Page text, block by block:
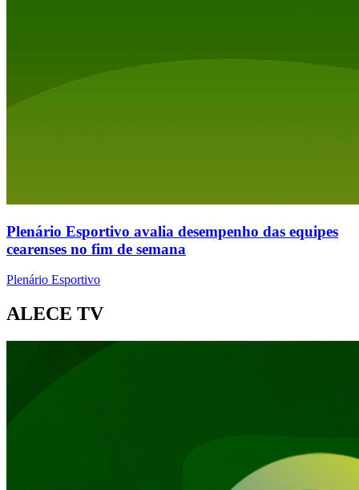
Plenário Esportivo avalia desempenho das equipes
cearenses no fim de semana
Plenário Esportivo
ALECE TV